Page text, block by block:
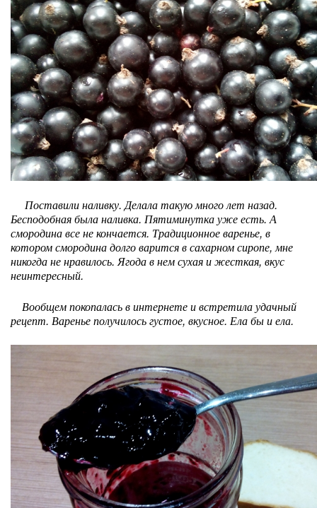
Поставили наливку. Делала такую много лет назад.
Бесподобная была наливка. Пятиминутка уже есть. А
смородина все не кончается. Традиционное варенье, в
котором смородина долго варится в сахарном сиропе, мне
никогда не нравилось. Ягода в нем сухая и жесткая, вкус
неинтересный.
Вообщем покопалась в интернете и встретила удачный
рецепт. Варенье получилось густое, вкусное. Ела бы и ела.